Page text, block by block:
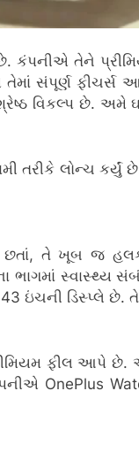
કંપનીએ તેને
સંપૂર્ણ ફીચર્સ
વિકલ્પ છે. અમે
લોન્ચ કર્યું
છતાં, તે ખૂબ જ
સ્વાસ્થ્ય
ઇંચની ડિસ્પ્લે છે.
ફીલ આપે છે.
OnePlus